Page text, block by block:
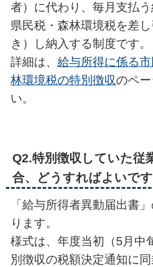
者）に代わり、毎月支払う
県民税・森林環境税を差し
き）し納入する制度です。
詳細は、 給与所得に係る
林環境税の特別徴収のペ
い。
Q2.特別徴収していた従
合、どうすればよいで
「給与所得者異動届出書
ります。
様式は、年度当初（5月中
別徴収の税額決定通知に